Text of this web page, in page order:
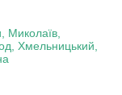
Миколаїв,
Хмельницький,